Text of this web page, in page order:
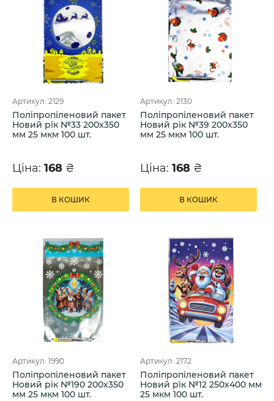
Артикул: 2129
Поліпропіленовий пакет
Новий рік №33 200х350
мм 25 мкм 100 шт.
Ціна: 168 ₴
В КОШИК
Артикул: 2130
Поліпропіленовий пакет
Новий рік №39 200х350
мм 25 мкм 100 шт.
Ціна: 168 ₴
В КОШИК
Артикул: 1990
Поліпропіленовий пакет
Новий рік №190 200х350
мм 25 мкм 100 шт.
Артикул: 2172
Поліпропіленовий пакет
Новий рік №12 250х400 мм
25 мкм 100 шт.